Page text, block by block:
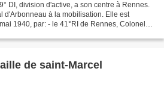
DI, division d'active, a son centre à Rennes.
d'Arbonneau à la mobilisation. Elle est
1940, par: - le 41°RI de Rennes, Colonel
de saint-Marcel